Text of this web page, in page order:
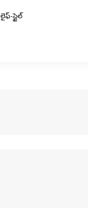
లైఫ్-స్టైల్